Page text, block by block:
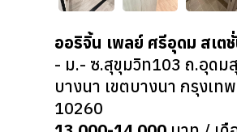
ออริจิ้น เพลย์ ศรีอุดม สเต
- ม.- ซ.สุขุมวิท103 ถ.อุดม
บางนา เขตบางนา กรุงเท
10260